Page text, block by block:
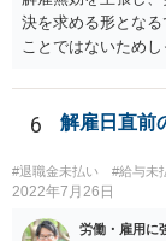
決を求める形とな
ことではないため
6 解雇日直前
#退職金未払い #給与未
2022年7月26日
労働・雇用に